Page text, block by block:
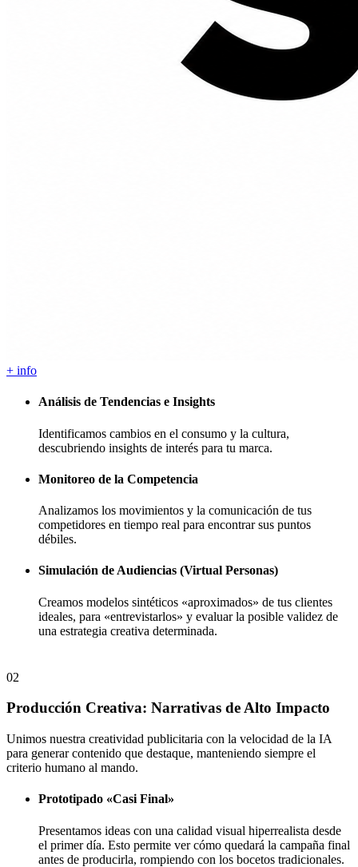
+ info
Análisis de Tendencias e Insights
Identificamos cambios en el consumo y la cultura,
descubriendo insights de interés para tu marca.
Monitoreo de la Competencia
Analizamos los movimientos y la comunicación de tus
competidores en tiempo real para encontrar sus puntos
débiles.
Simulación de Audiencias (Virtual Personas)
Creamos modelos sintéticos «aproximados» de tus clientes
ideales, para «entrevistarlos» y evaluar la posible validez de
una estrategia creativa determinada.
02
Producción Creativa: Narrativas de Alto Impacto
Unimos nuestra creatividad publicitaria con la velocidad de la IA
para generar contenido que destaque, manteniendo siempre el
criterio humano al mando.
Prototipado «Casi Final»
Presentamos ideas con una calidad visual hiperrealista desde
el primer día. Esto permite ver cómo quedará la campaña final
antes de producirla, rompiendo con los bocetos tradicionales.